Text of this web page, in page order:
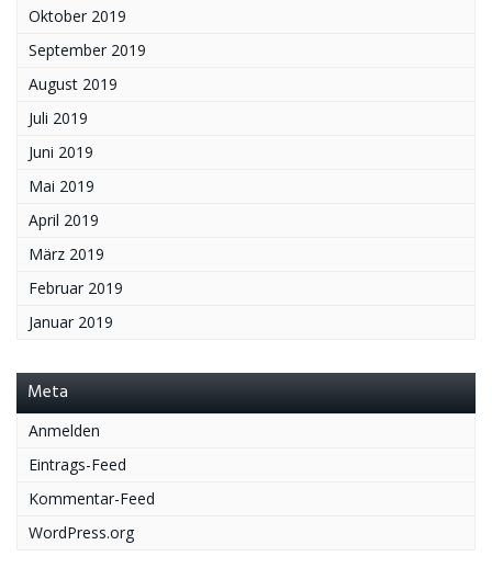
Oktober 2019
September 2019
August 2019
Juli 2019
Juni 2019
Mai 2019
April 2019
März 2019
Februar 2019
Januar 2019
Meta
Anmelden
Eintrags-Feed
Kommentar-Feed
WordPress.org